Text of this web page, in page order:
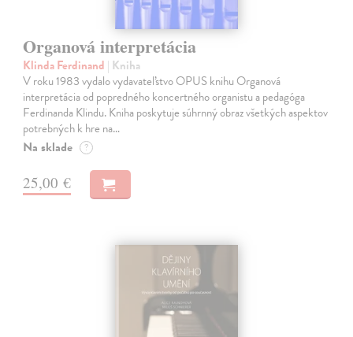
Organová interpretácia
Klinda Ferdinand | Kniha
V roku 1983 vydalo vydavateľstvo OPUS knihu Organová
interpretácia od popredného koncertného organistu a pedagóga
Ferdinanda Klindu. Kniha poskytuje súhrnný obraz všetkých aspektov
potrebných k hre na…
Na sklade ?
25,00 €